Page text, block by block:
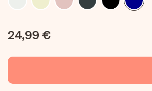
24,99 €